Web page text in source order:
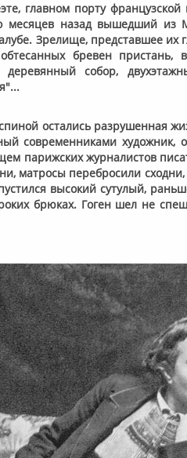
главном порту
месяцев назад вышедший из
Зрелище, представшее их
бревен
собор,
остались разрушенная
современниками художник,
парижских журналистов
матросы перебросили
высокий сутулый,
брюках. Гоген шел не